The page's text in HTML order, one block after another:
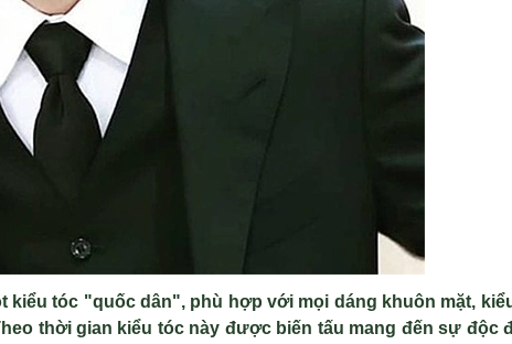
kiểu tóc "quốc dân", phù hợp với mọi dáng khuôn mặt,
thời gian kiểu tóc này được biến tấu mang đến sự độc